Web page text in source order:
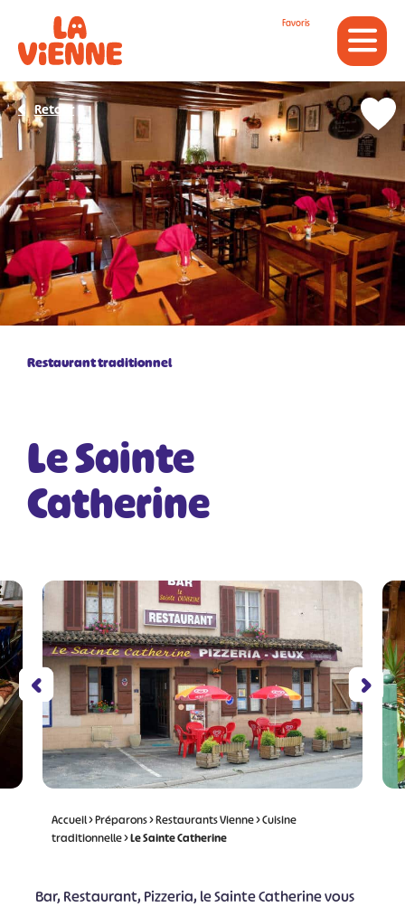
Favoris
Restaurant traditionnel
Le Sainte
Catherine
Retour
Accueil>Préparons>Restaurants Vienne>Cuisine
traditionnelle>Le Sainte Catherine
Bar, Restaurant, Pizzeria, le Sainte Catherine vous